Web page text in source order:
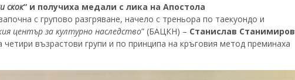
скок“ и получиха медали с лика на Апостола
с групово разгряване, начело с треньора по таекуондо и
център за културно наследство” (БАЦКН) – Станислав Станимиров
възрастови групи и по принципа на кръговия метод преминаха